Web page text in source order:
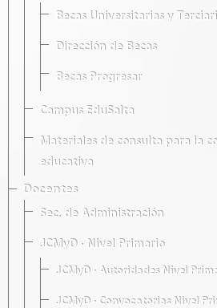
Becas Universitarias y
Dirección de Becas
Becas Progresar
Campus EduSalta
Materiales de consulta para la
educativa
Docentes
Sec. de Administración
JCMyD · Nivel Primario
JCMyD · Autoridades Nivel
JCMyD · Convocatorias Nivel